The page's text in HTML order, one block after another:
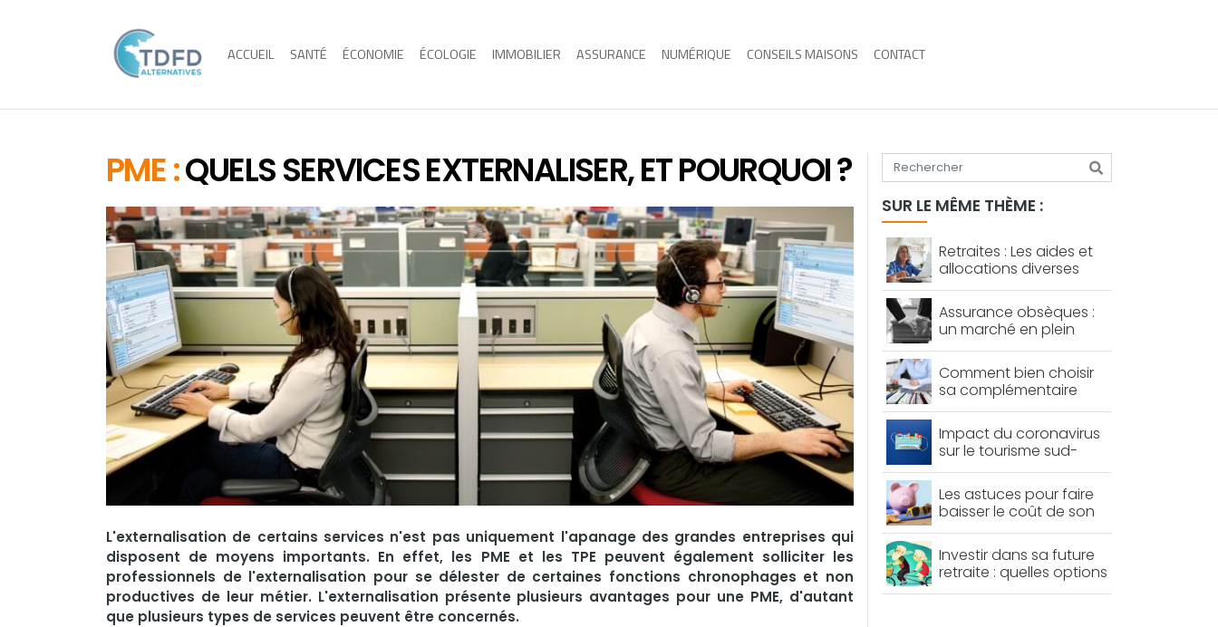
ACCUEIL SANTÉ ÉCONOMIE ÉCOLOGIE IMMOBILIER ASSURANCE NUMÉRIQUE CONSEILS MAISONS CONTACT
PME :QUELS SERVICES EXTERNALISER, ET POURQUOI ?
L'externalisation de certains services n'est pas uniquement l'apanage des grandes entreprises qui
disposent de moyens importants. En effet, les PME et les TPE peuvent également solliciter les
professionnels de l'externalisation pour se délester de certaines fonctions chronophages et non
productives de leur métier. L'externalisation présente plusieurs avantages pour une PME, d'autant
que plusieurs types de services peuvent être concernés.
Tapez votre recherche
SUR LE MÊME THÈME :
Retraites : Les aides et
allocations diverses
Assurance obsèques :
un marché en plein
expansion
Comment bien choisir
sa complémentaire
santé ?
Impact du coronavirus
sur le tourisme sud-
européen : cas de
l’Italie et de la France
Les astuces pour faire
baisser le coût de son
voyage
Investir dans sa future
retraite : quelles options
?